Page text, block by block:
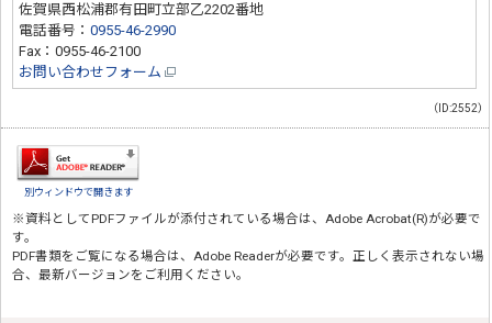
佐賀県西松浦郡有田町立部乙2202番地
電話番号：0955-46-2990
Fax：0955-46-2100
お問い合わせフォーム
（ID:2552）
別ウィンドウで開きます
※資料としてPDFファイルが添付されている場合は、 Adobe Acrobat(R)が必要で
す。
PDF書類をご覧になる場合は、 Adobe Readerが必要です。正しく表示されない場
合、最新バージョンをご利用ください。